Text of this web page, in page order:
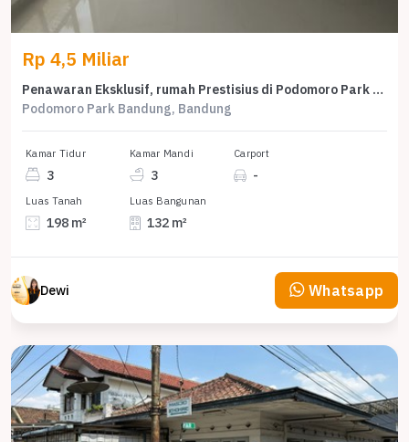
Rp 4,5 Miliar
Penawaran Eksklusif, rumah Prestisius di Podomoro Park Bandung, Bandung, LB 132m²
Podomoro Park Bandung, Bandung
Kamar Tidur
3
Kamar Mandi
3
Carport
-
Luas Tanah
198 m²
Luas Bangunan
132 m²
Dewi Whatsapp